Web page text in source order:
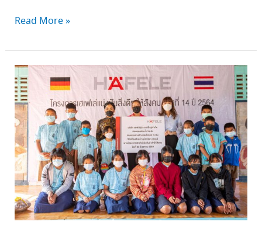
Read More »
“เฮ
เฟเล่
สนับสนุน
การ
ศึกษา
สร้าง
แรง
บวก
ให้
นักเรียน
สู้